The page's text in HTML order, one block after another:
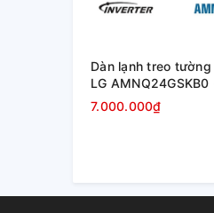
Dàn lạnh treo
LG AMNQ24GSKB0
24000BTU )
7.000.000₫